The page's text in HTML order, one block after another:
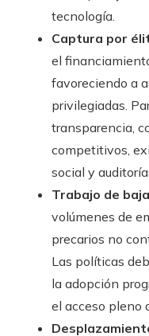
tecnología.
Captura por
el
favoreciendo a
privilegiadas.
transparencia,
competitivos,
social y
Trabajo de
volúmenes de
precarios no
Las políticas
la adopción
el acceso pleno